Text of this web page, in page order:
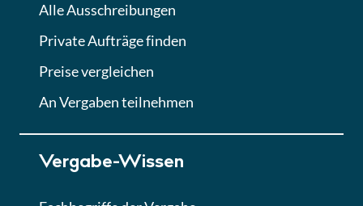
Alle Ausschreibungen
Private Aufträge finden
Preise vergleichen
An Vergaben teilnehmen
Vergabe-Wissen